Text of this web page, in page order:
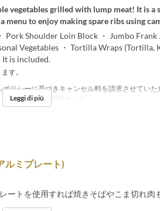
vegetables grilled with lump meat! It is a
menu to enjoy making spare ribs using
Pork Shoulder Loin Block ・ Jumbo Frank
Vegetables ・ Tortilla Wraps (Tortilla,
It is included.
す。
リシーに基づきキャンセル料を請求させていた
Limite di ordini 3 ~ 12
Leggi di più
ルミプレート)
ートを使用すれば焼きそばやこま切れ肉